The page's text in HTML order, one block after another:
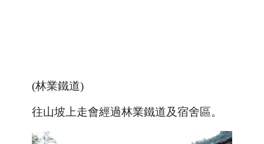
(林業鐵道)
往山坡上走會經過林業鐵道及宿舍區。